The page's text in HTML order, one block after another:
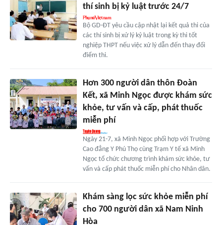
thí sinh bị kỷ luật trước 24/7
Bộ GD-ĐT yêu cầu cập nhật lại kết quả thi của
các thí sinh bị xử lý kỷ luật trong kỳ thi tốt
nghiệp THPT nếu việc xử lý dẫn đến thay đổi
điểm thi.
Hơn 300 người dân thôn Đoàn
Kết, xã Minh Ngọc được khám sức
khỏe, tư vấn và cấp, phát thuốc
miễn phí
Ngày 21-7, xã Minh Ngọc phối hợp với Trường
Cao đẳng Y Phú Thọ cùng Trạm Y tế xã Minh
Ngọc tổ chức chương trình khám sức khỏe, tư
vấn và cấp phát thuốc miễn phí cho Nhân dân.
Khám sàng lọc sức khỏe miễn phí
cho 700 người dân xã Nam Ninh
Hòa